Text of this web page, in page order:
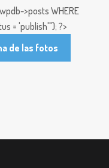
>posts WHERE
= 'publish'"); ?>
de las fotos